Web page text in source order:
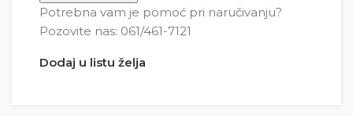
Potrebna vam je pomoć pri naručivanju?
Pozovite nas: 061/461-7121
Dodaj u listu želja